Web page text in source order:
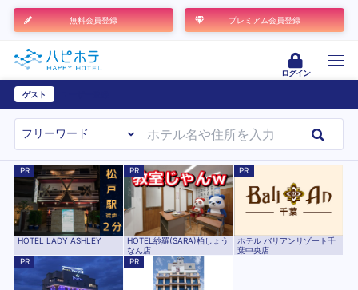
無料会員登録 プレミアム会員登録
ログイン
ゲスト
PR
HOTEL LADY ASHLEY
PR
HOTEL紗羅(SARA)柏しょう
なん店
PR
ホテル バリアンリゾート千
葉中央店
PR
PR